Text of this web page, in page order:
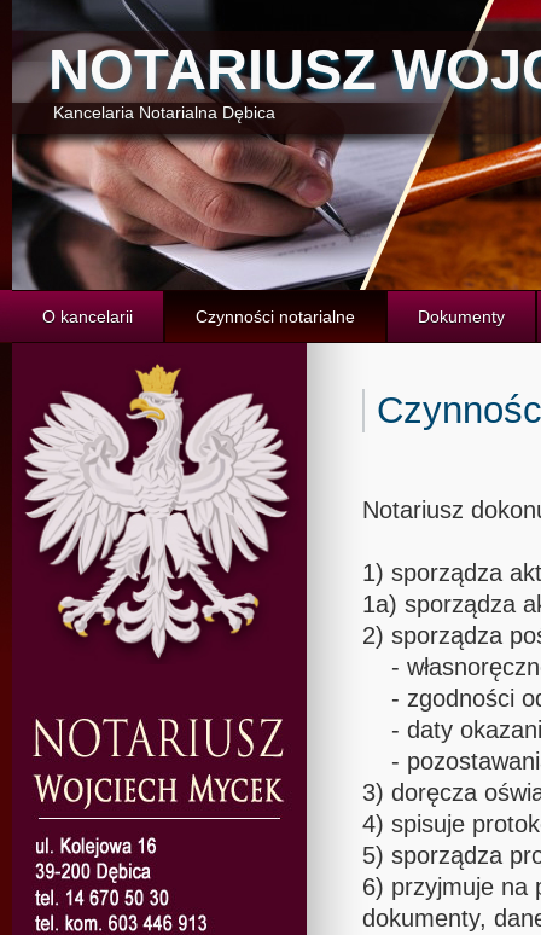
NOTARIUSZ
Kancelaria Notarialna Dębica
O kancelarii Czynności notarialne Dokumenty
Notariusz
1) sporządza
1a) sporządza
2) sporządza
-
- zgodności
- daty
-
3) doręcza
4) spisuje
5) sporządza
6) przyjmuje na
dokumenty,